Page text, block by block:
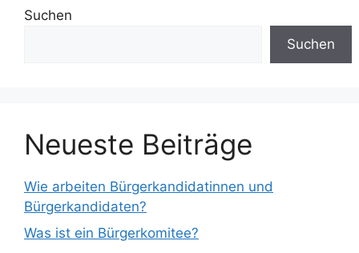
Suchen
Suchen
Neueste Beiträge
Wie arbeiten Bürgerkandidatinnen und
Bürgerkandidaten?
Was ist ein Bürgerkomitee?